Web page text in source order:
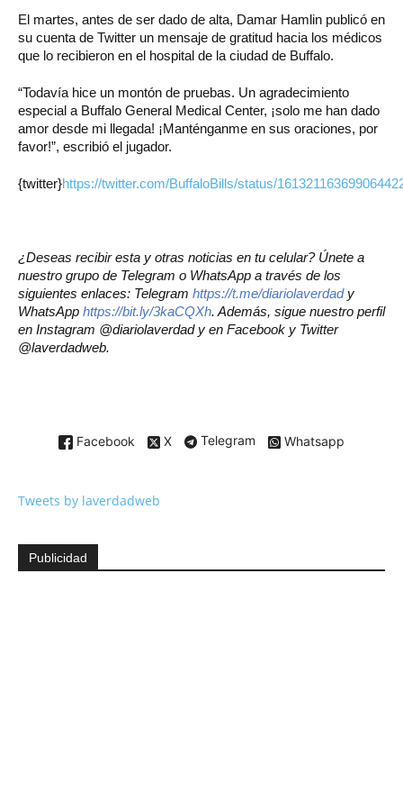
El martes, antes de ser dado de alta, Damar Hamlin publicó en
su cuenta de Twitter un mensaje de gratitud hacia los médicos
que lo recibieron en el hospital de la ciudad de Buffalo.
“Todavía hice un montón de pruebas. Un agradecimiento
especial a Buffalo General Medical Center, ¡solo me han dado
amor desde mi llegada! ¡Manténganme en sus oraciones, por
favor!”, escribió el jugador.
{twitter}https://twitter.com/BuffaloBills/status/
¿Deseas recibir esta y otras noticias en tu celular? Únete a
nuestro grupo de Telegram o WhatsApp a través de los
siguientes enlaces: Telegram https://t.me/diariolaverdady
WhatsApp https://bit.ly/3kaCQXh. Además, sigue nuestro perfil
en Instagram @diariolaverdad y en Facebook y Twitter
@laverdadweb.
Facebook X Telegram Whatsapp
Tweets by laverdadweb
Publicidad